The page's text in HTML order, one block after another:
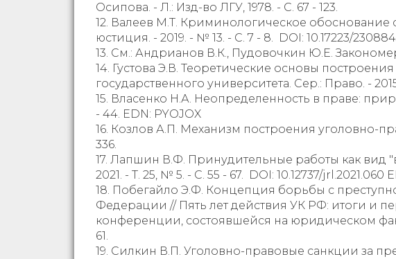
Осипова. - Л.: Изд-во ЛГУ, 1978. - С. 67 - 123.
12. Валеев М.Т. Криминологическое
юстиция. - 2019. - № 13. - С. 7 - 8. DOI: 10.17223/
13. См.: Андрианов В.К., Пудовочкин Ю.Е.
14. Густова Э.В. Теоретические основы
государственного университета. Сер.: Право. -
15. Власенко Н.А. Неопределенность в праве:
- 44. EDN: PYOJOX
16. Козлов А.П. Механизм построения уголовно-
336.
17. Лапшин В.Ф. Принудительные работы как вид
2021. - Т. 25, № 5. - С. 55 - 67. DOI: 10.12737/jrl.2021.060
18. Побегайло Э.Ф. Концепция борьбы с
Федерации // Пять лет действия УК РФ: итоги и
конференции, состоявшейся на юридическом
61.
19. Силкин В.П. Уголовно-правовые санкции за